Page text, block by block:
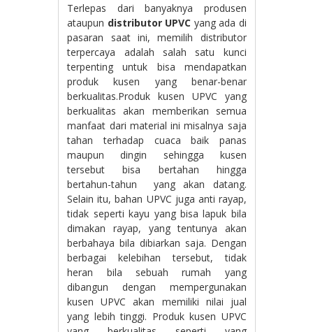
Terlepas dari banyaknya produsen
ataupun distributor UPVC yang ada di
pasaran saat ini, memilih distributor
terpercaya adalah salah satu kunci
terpenting untuk bisa mendapatkan
produk kusen yang benar-benar
berkualitas.Produk kusen UPVC yang
berkualitas akan memberikan semua
manfaat dari material ini misalnya saja
tahan terhadap cuaca baik panas
maupun dingin sehingga kusen
tersebut bisa bertahan hingga
bertahun-tahun yang akan datang.
Selain itu, bahan UPVC juga anti rayap,
tidak seperti kayu yang bisa lapuk bila
dimakan rayap, yang tentunya akan
berbahaya bila dibiarkan saja. Dengan
berbagai kelebihan tersebut, tidak
heran bila sebuah rumah yang
dibangun dengan mempergunakan
kusen UPVC akan memiliki nilai jual
yang lebih tinggi. Produk kusen UPVC